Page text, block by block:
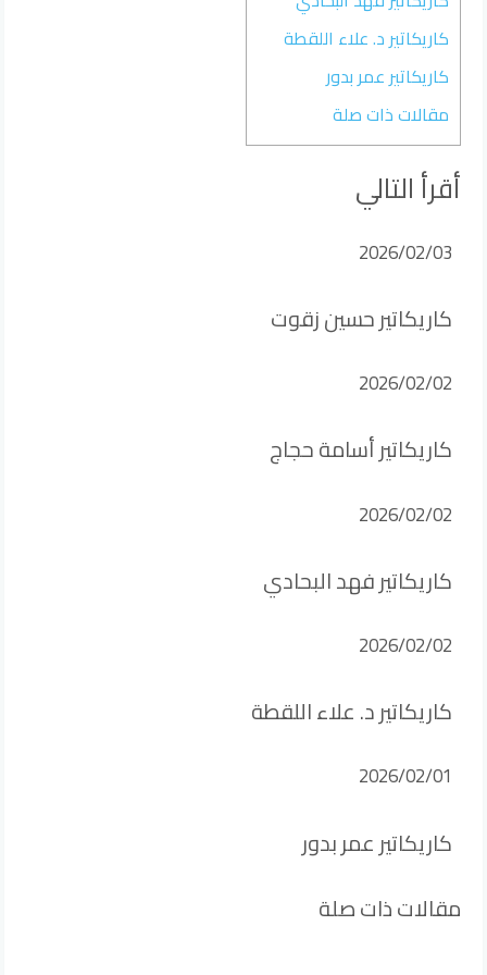
كاريكاتير د. علاء اللقطة
كاريكاتير عمر بدور
مقالات ذات صلة
أقرأ التالي
2026/02/03
كاريكاتير حسين زقوت
2026/02/02
كاريكاتير أسامة حجاج
2026/02/02
كاريكاتير فهد البحادي
2026/02/02
كاريكاتير د. علاء اللقطة
2026/02/01
كاريكاتير عمر بدور
مقالات ذات صلة